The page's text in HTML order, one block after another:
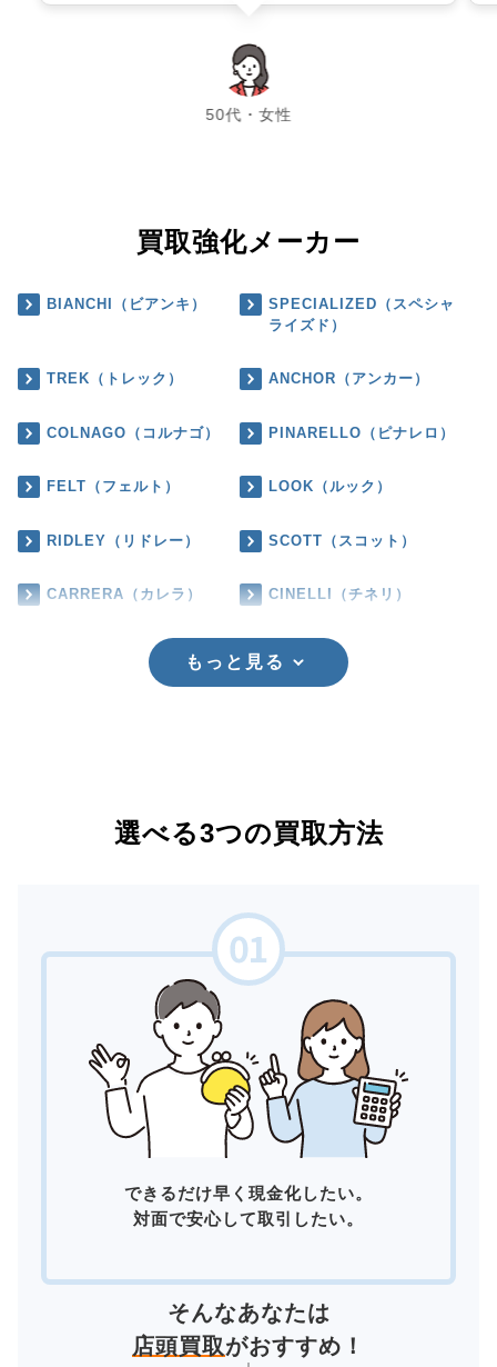
50代・女性
chevron_left chevron_right
買取強化メーカー
BIANCHI（ビアンキ）
SPECIALIZED（スペシャ
ライズド）
TREK（トレック） ANCHOR（アンカー）
COLNAGO（コルナゴ） PINARELLO（ピナレロ）
FELT（フェルト） LOOK（ルック）
RIDLEY（リドレー） SCOTT（スコット）
CARRERA（カレラ） CINELLI（チネリ）
もっと見る
選べる3つの買取方法
できるだけ早く現金化したい。
対面で安心して取引したい。
そんなあなたは
店頭買取がおすすめ！